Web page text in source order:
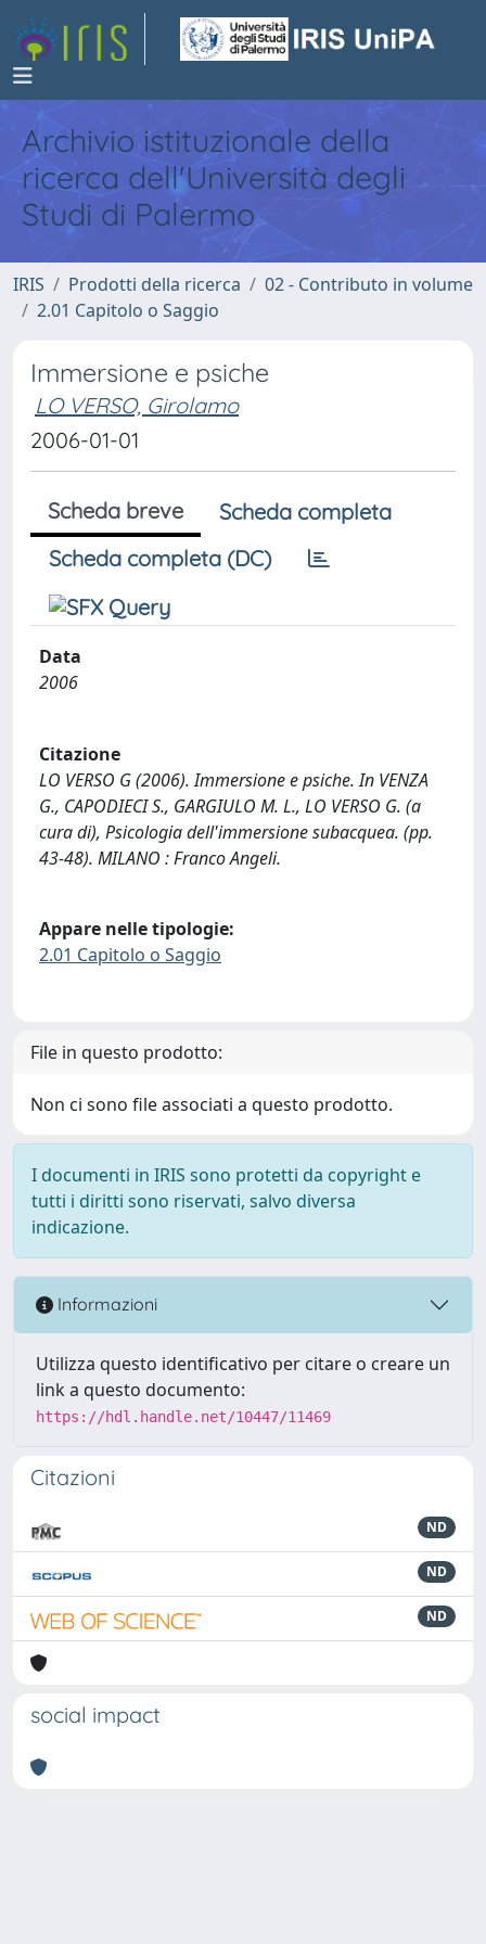
Archivio istituzionale della
ricerca dell'Università degli
Studi di Palermo
IRIS Prodotti della ricerca
02 - Contributo in volume
2.01 Capitolo o Saggio
Immersione e psiche
LO VERSO, Girolamo
2006-01-01
Scheda breve
Scheda completa
Scheda completa (DC)
Data
2006
Citazione
LO VERSO G (2006). Immersione e psiche. In VENZA
G., CAPODIECI S., GARGIULO M. L., LO VERSO G. (a
cura di), Psicologia dell'immersione subacquea. (pp.
43-48). MILANO : Franco Angeli.
Appare nelle tipologie:
2.01 Capitolo o Saggio
File in questo prodotto:
Non ci sono file associati a questo prodotto.
I documenti in IRIS sono protetti da copyright e
tutti i diritti sono riservati, salvo diversa
indicazione.
Informazioni
Utilizza questo identificativo per citare o creare un
link a questo documento:
https://hdl.handle.net/10447/11469
Citazioni
ND
ND
ND
social impact